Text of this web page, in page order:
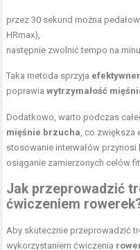
przez 30 sekund można
HRmax),
następnie zwolnić tempo na
Taka metoda sprzyja
poprawiawytrzymałość
Dodatkowo, warto podczas
mięśnie brzucha, co zwiększa
stosowanie interwałów
osiąganie zamierzonych celów
Jak przeprowadzić
ćwiczeniem
Aby skutecznie przeprowadzić
wykorzystaniem ćwiczenia